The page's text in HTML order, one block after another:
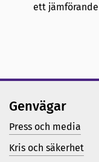
ett
Genvägar
Press och media
Kris och säkerhet